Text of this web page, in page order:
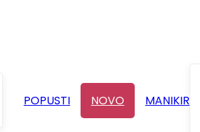
POPUSTI NOVO MANIKIR